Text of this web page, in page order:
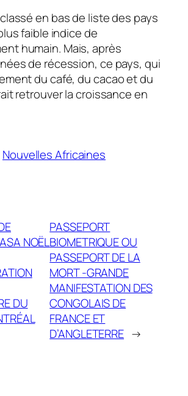
en bas de liste des pays
faible indice de
humain. Mais, après
de récession, ce pays, qui
du café, du cacao et du
retrouver la croissance en
Nouvelles Africaines
NOËL
DU
PASSEPORT
BIOMETRIQUE OU
PASSEPORT DE LA
MORT -GRANDE
MANIFESTATION DES
CONGOLAIS DE
FRANCE ET
D’ANGLETERRE →